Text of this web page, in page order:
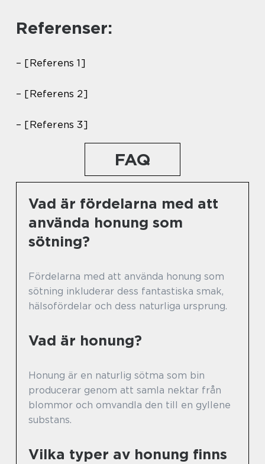
Referenser:
– [Referens 1]
– [Referens 2]
– [Referens 3]
FAQ
Vad är fördelarna med att
använda honung som
sötning?
Fördelarna med att använda honung som
sötning inkluderar dess fantastiska smak,
hälsofördelar och dess naturliga ursprung.
Vad är honung?
Honung är en naturlig sötma som bin
producerar genom att samla nektar från
blommor och omvandla den till en gyllene
substans.
Vilka typer av honung finns